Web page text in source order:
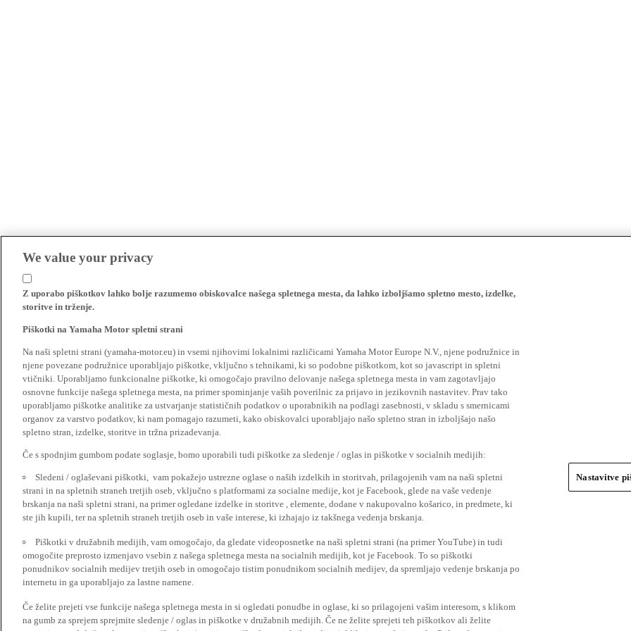
We value your privacy
Z uporabo piškotkov lahko bolje razumemo obiskovalce našega spletnega mesta, da lahko izboljšamo spletno mesto, izdelke,
storitve in trženje.
Piškotki na Yamaha Motor spletni strani
Na naši spletni strani (yamaha-motor.eu) in vsemi njihovimi lokalnimi različicami Yamaha Motor Europe N.V., njene podružnice in
njene povezane podružnice uporabljajo piškotke, vključno s tehnikami, ki so podobne piškotkom, kot so javascript in spletni
vtičniki. Uporabljamo funkcionalne piškotke, ki omogočajo pravilno delovanje našega spletnega mesta in vam zagotavljajo
osnovne funkcije našega spletnega mesta, na primer spominjanje vaših poverilnic za prijavo in jezikovnih nastavitev. Prav tako
uporabljamo piškotke analitike za ustvarjanje statističnih podatkov o uporabnikih na podlagi zasebnosti, v skladu s smernicami
organov za varstvo podatkov, ki nam pomagajo razumeti, kako obiskovalci uporabljajo našo spletno stran in izboljšajo našo
spletno stran, izdelke, storitve in tržna prizadevanja.
Če s spodnjim gumbom podate soglasje, bomo uporabili tudi piškotke za sledenje / oglas in piškotke v socialnih medijih:
Sledeni / oglaševani piškotki, vam pokažejo ustrezne oglase o naših izdelkih in storitvah, prilagojenih vam na naši spletni
strani in na spletnih straneh tretjih oseb, vključno s platformami za socialne medije, kot je Facebook, glede na vaše vedenje
brskanja na naši spletni strani, na primer ogledane izdelke in storitve , elemente, dodane v nakupovalno košarico, in predmete, ki
ste jih kupili, ter na spletnih straneh tretjih oseb in vaše interese, ki izhajajo iz takšnega vedenja brskanja.
Piškotki v družabnih medijih, vam omogočajo, da gledate videoposnetke na naši spletni strani (na primer YouTube) in tudi
omogočite preprosto izmenjavo vsebin z našega spletnega mesta na socialnih medijih, kot je Facebook. To so piškotki
ponudnikov socialnih medijev tretjih oseb in omogočajo tistim ponudnikom socialnih medijev, da spremljajo vedenje brskanja po
internetu in ga uporabljajo za lastne namene.
Če želite prejeti vse funkcije našega spletnega mesta in si ogledati ponudbe in oglase, ki so prilagojeni vašim interesom, s klikom
na gumb za sprejem sprejmite sledenje / oglas in piškotke v družabnih medijih. Če ne želite sprejeti teh piškotkov ali želite
Nastavitve